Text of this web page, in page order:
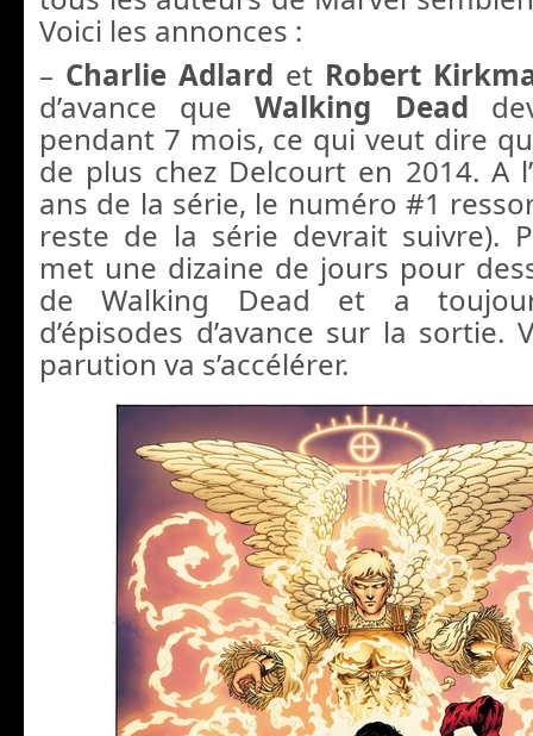
Voici les annonces :
– Charlie Adlard et Robert
d’avance queWalking Dead
pendant 7 mois, ce qui veut dire
de plus chez Delcourt en 2014. A
ans de la série, le numéro #1
reste de la série devrait suivre).
met une dizaine de jours pour
de Walking Dead et a
d’épisodes d’avance sur la sortie.
parution va s’accélérer.